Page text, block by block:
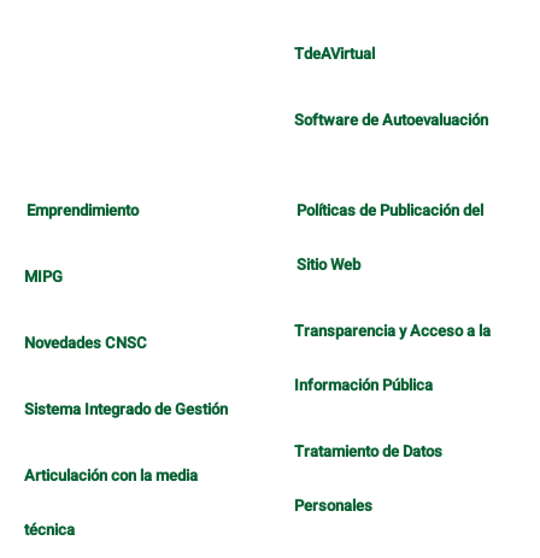
TdeAVirtual
Software de Autoevaluación
Emprendimiento
MIPG
Novedades CNSC
Sistema Integrado de Gestión
Articulación con la media
técnica
Políticas de Publicación del
Sitio Web
Transparencia y Acceso a la
Información Pública
Tratamiento de Datos
Personales